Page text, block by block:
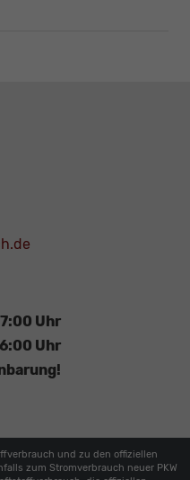
Uhr
Uhr
und zu den offiziellen
zum Stromverbrauch neuer PKW